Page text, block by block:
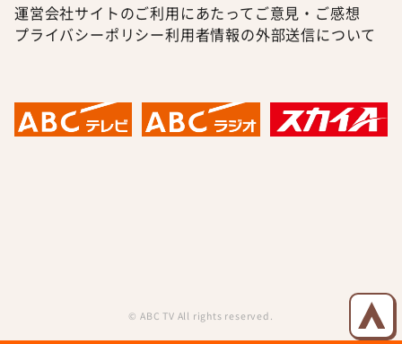
運営会社サイトのご利用にあたって ご意見・ご感想
プライバシーポリシー利用者情報の外部送信について
© ABC TV All rights reserved.